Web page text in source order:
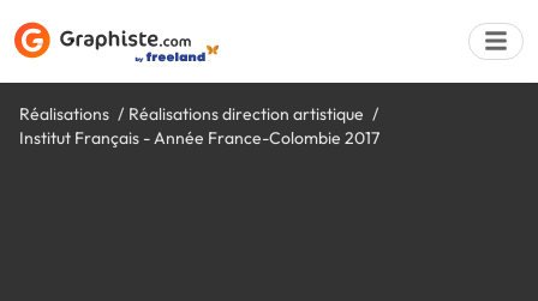
Réalisations
Réalisations direction artistique
Institut Français - Année France-Colombie 2017